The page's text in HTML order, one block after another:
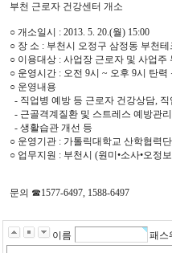
부천 근로자 건강센터 개소
○ 개소일시 : 2013. 5. 20.(월) 15:00
○ 장 소 : 부천시 오정구 삼정동 부천
○ 이용대상 : 사업장 근로자 및 사업주
○ 운영시간 : 오전 9시 ~ 오후 9시 탄
○ 운영내용
- 직업병 예방 등 근로자 건강상담,
- 근골격계질환 및 스트레스 예방관리
- 생활습관 개선 등
○ 운영기관 : 가톨릭대학교 산학협력
○ 업무지원 : 부천시 (원미•소사•오정
문의 ☎1577-6497, 1588-6497
이름 패